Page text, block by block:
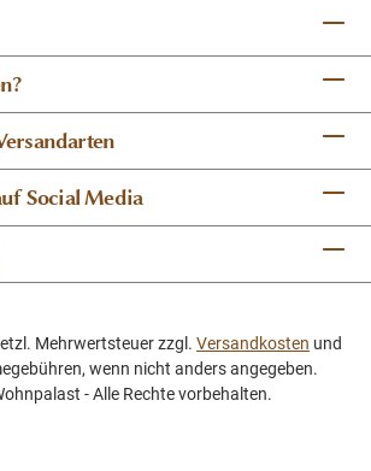
Social Media
Mehrwertsteuer zzgl. Versandkosten und
wenn nicht anders angegeben.
- Alle Rechte vorbehalten.